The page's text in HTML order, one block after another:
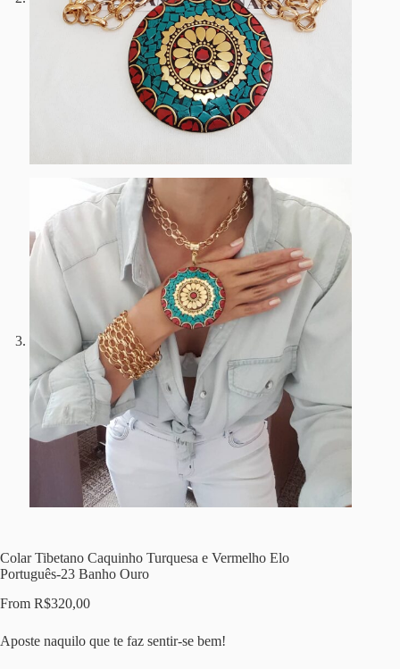
Colar Tibetano Caquinho Turquesa e Vermelho Elo
Português-23 Banho Ouro
From R$320,00
Aposte naquilo que te faz sentir-se bem!